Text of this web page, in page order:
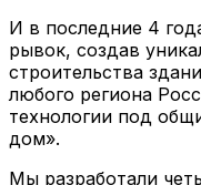
И в последние 4
рывок, создав
строительства
любого региона
технологии под
дом».
Мы разработали